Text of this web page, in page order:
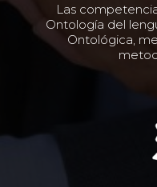
Las
Ontología del
Ontológica,